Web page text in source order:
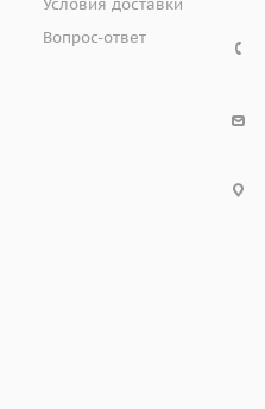
Условия доставки
Вопрос-ответ